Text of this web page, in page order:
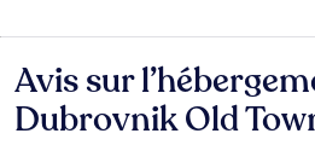
Avis
Avis sur
Dubrovnik Old